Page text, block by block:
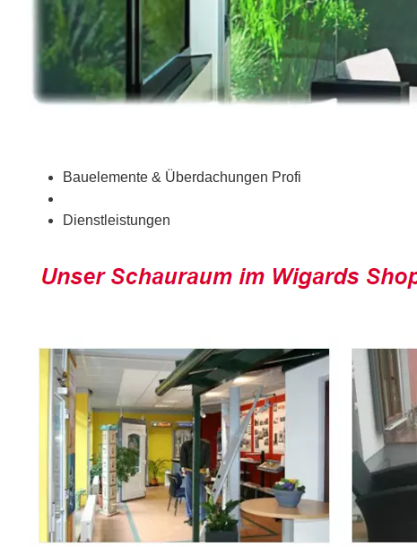
Bauelemente & Überdachungen Profi
Dienstleistungen